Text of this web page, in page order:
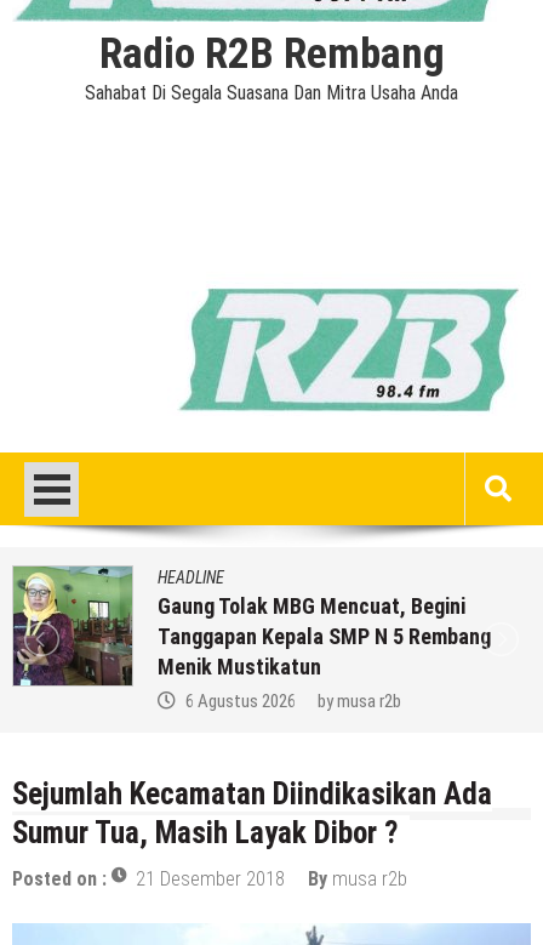
Radio R2B Rembang
Sahabat Di Segala Suasana Dan Mitra Usaha Anda
HEADLINE
Gaung Tolak MBG Mencuat, Begini
Tanggapan Kepala SMP N 5 Rembang
Menik Mustikatun
6 Agustus 2026 bymusa r2b
Sejumlah Kecamatan Diindikasikan Ada
Sumur Tua, Masih Layak Dibor ?
Posted on : 21 Desember 2018 By musa r2b